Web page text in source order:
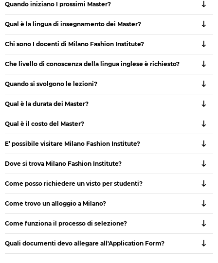
Quando iniziano I prossimi Master?
Qual è la lingua di insegnamento dei Master?
Chi sono I docenti di Milano Fashion Institute?
Che livello di conoscenza della lingua inglese è richiesto?
Quando si svolgono le lezioni?
Qual è la durata dei Master?
Qual è il costo del Master?
E’ possibile visitare Milano Fashion Institute?
Dove si trova Milano Fashion Institute?
Come posso richiedere un visto per studenti?
Come trovo un alloggio a Milano?
Come funziona il processo di selezione?
Quali documenti devo allegare all'Application Form?